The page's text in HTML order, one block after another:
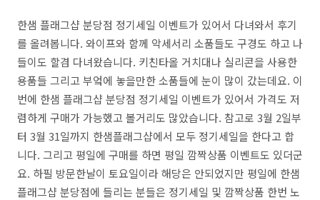
한샘 플래그샵 분당점 정기세일 이벤트가 있어서 다녀와서 후기
를 올려봅니다. 와이프와 함께 악세서리 소품들도 구경도 하고 나
들이도 할겸 다녀왔습니다. 키친타올 거치대나 실리콘을 사용한
용품들 그리고 부엌에 놓을만한 소품들에 눈이 많이 갔는데요. 이
번에 한샘 플래그샵 분당점 정기세일 이벤트가 있어서 가격도 저
렴하게 구매가 가능했고 볼거리도 많았습니다. 참고로 3월 2일부
터 3월 31일까지 한샘플래그샵에서 모두 정기세일을 한다고 합
니다. 그리고 평일에 구매를 하면 평일 깜짝상품 이벤트도 있더군
요. 하필 방문한날이 토요일이라 해당은 안되었지만 평일에 한샘
플래그샵 분당점에 들리는 분들은 정기세일 및 깜짝상품 한번 노